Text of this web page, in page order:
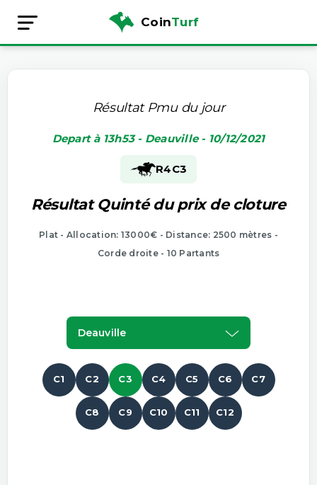
CoinTurf
Résultat Pmu du jour
Depart à 13h53 - Deauville - 10/12/2021
R4C3
Résultat Quinté du prix de cloture
Plat - Allocation: 13000€ - Distance: 2500 mètres -
Corde droite - 10 Partants
Deauville
C1 C2 C3 C4 C5 C6 C7
C8 C9 C10 C11 C12